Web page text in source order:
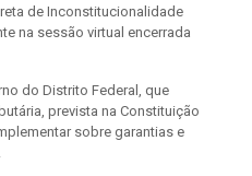
de Inconstitucionalidade
na sessão virtual encerrada
do Distrito Federal, que
prevista na Constituição
sobre garantias e